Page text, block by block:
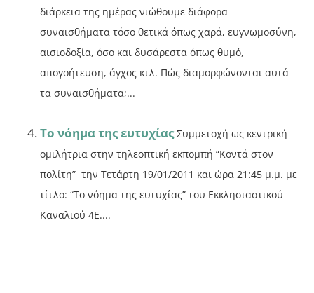
διάρκεια της ημέρας νιώθουμε διάφορα
συναισθήματα τόσο θετικά όπως χαρά, ευγνωμοσύνη,
αισιοδοξία, όσο και δυσάρεστα όπως θυμό,
απογοήτευση, άγχος κτλ. Πώς διαμορφώνονται αυτά
τα συναισθήματα;...
Το νόημα της ευτυχίας Συμμετοχή ως κεντρική
ομιλήτρια στην τηλεοπτική εκπομπή “Κοντά στον
πολίτη” την Τετάρτη 19/01/2011 και ώρα 21:45 μ.μ. με
τίτλο: “Το νόημα της ευτυχίας” του Εκκλησιαστικού
Καναλιού 4Ε....